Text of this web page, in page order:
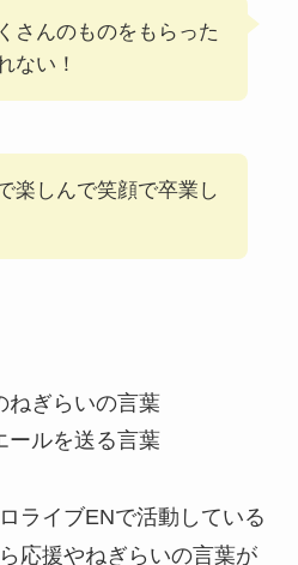
さんのものをもらった
ない！
楽しんで笑顔で卒業し
ねぎらいの言葉
ールを送る言葉
ライブENで活動している
応援やねぎらいの言葉が